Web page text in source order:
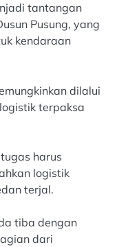
tantangan
Pusung, yang
kendaraan
dilalui
terpaksa
harus
logistik
terjal.
tiba dengan
dari